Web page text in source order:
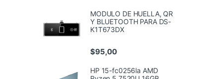
MODULO DE HUELLA, QR
Y BLUETOOTH PARA DS-
K1T673DX
$95,00
HP 15-fc0256la AMD